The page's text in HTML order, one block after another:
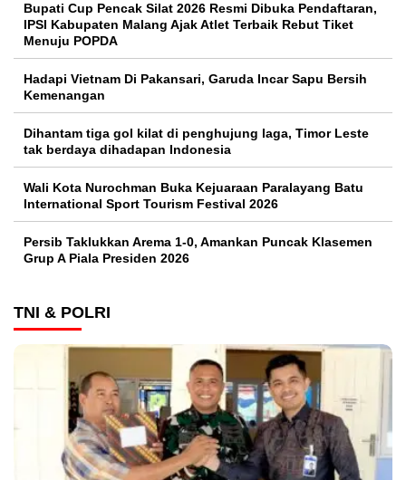
Bupati Cup Pencak Silat 2026 Resmi Dibuka Pendaftaran,
IPSI Kabupaten Malang Ajak Atlet Terbaik Rebut Tiket
Menuju POPDA
Hadapi Vietnam Di Pakansari, Garuda Incar Sapu Bersih
Kemenangan
Dihantam tiga gol kilat di penghujung laga, Timor Leste
tak berdaya dihadapan Indonesia
Wali Kota Nurochman Buka Kejuaraan Paralayang Batu
International Sport Tourism Festival 2026
Persib Taklukkan Arema 1-0, Amankan Puncak Klasemen
Grup A Piala Presiden 2026
TNI & POLRI